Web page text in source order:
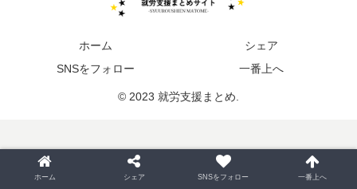
ホーム
シェア
SNSをフォロー
一番上へ
© 2023 就労支援まとめ.
ホーム シェア SNSをフォロー 一番上へ